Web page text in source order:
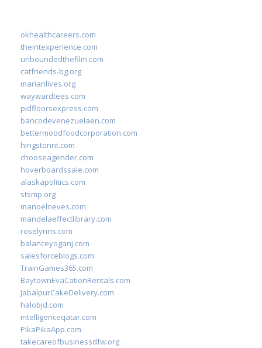
okhealthcareers.com
theintexperience.com
unboundedthefilm.com
catfriends-bg.org
marianlives.org
waywardtees.com
pidfloorsexpress.com
bancodevenezuelaen.com
bettermoodfoodcorporation.com
hingstonnt.com
chooseagender.com
hoverboardssale.com
alaskapolitics.com
stsmp.org
manoelneves.com
mandelaeffectlibrary.com
roselynns.com
balanceyoganj.com
salesforceblogs.com
TrainGames365.com
BaytownEvaCationRentals.com
JabalpurCakeDelivery.com
halobjd.com
intelligenceqatar.com
PikaPikaApp.com
takecareofbusinessdfw.org